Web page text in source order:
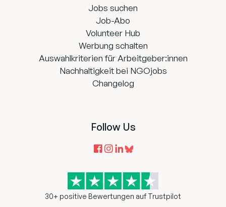
Jobs suchen
Job-Abo
Volunteer Hub
Werbung schalten
Auswahlkriterien für Arbeitgeber:innen
Nachhaltigkeit bei NGOjobs
Changelog
Follow Us
30+ positive Bewertungen auf Trustpilot